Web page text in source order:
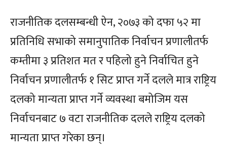
राजनीतिक दलसम्बन्धी ऐन, २०७३ को दफा ५२ मा
प्रतिनिधि सभाको समानुपातिक निर्वाचन प्रणालीतर्फ
कम्तीमा ३ प्रतिशत मत र पहिलो हुने निर्वाचित हुने
निर्वाचन प्रणालीतर्फ १ सिट प्राप्त गर्ने दलले मात्र राष्ट्रिय
दलको मान्यता प्राप्त गर्ने व्यवस्था बमोजिम यस
निर्वाचनबाट ७ वटा राजनीतिक दलले राष्ट्रिय दलको
मान्यता प्राप्त गरेका छन्।